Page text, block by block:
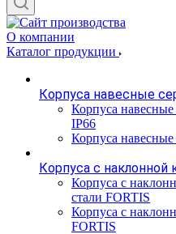
О компании
Каталог продукции
Корпуса навесные
Корпуса
IP66
Корпуса
Корпуса с
Корпуса с
стали FORTIS
Корпуса с
FORTIS